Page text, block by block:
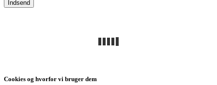
Cookies og hvorfor vi bruger dem